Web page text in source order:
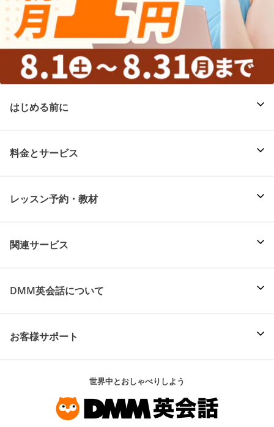
はじめる前に
料金とサービス
レッスン予約・教材
関連サービス
DMM英会話について
お客様サポート
世界中とおしゃべりしよう